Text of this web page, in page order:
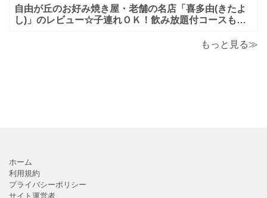
自由が丘のお好み焼き屋・老舗の名店「喜多由(きたよ
し)」のレビュー☆子連れＯＫ！飲み放題付コースも！
もっと見る≫
ホーム
利用規約
プライバシーポリシー
サイト運営者